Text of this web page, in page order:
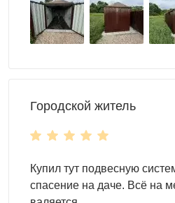
В гараже-контейнере удобно
“всё для участка”.
обслуживания.
Обычно внутри размещают
строительные материалы,
мототехнику, а также мебель
Городской житель
Купил тут подвесную
спасение на даче. Всё на